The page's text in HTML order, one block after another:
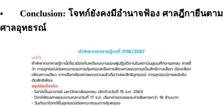
•
Conclusion: โจทก์ยังคงมีอำนาจฟ้อง ศาลฎีกายืนตาม
ศาลอุทธรณ์